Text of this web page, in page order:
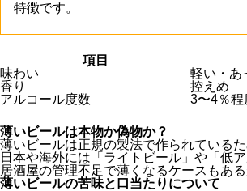
特徴です。
項目
味わい
軽い・あ
香り
控えめ
アルコール度数
3〜4％程
薄いビールは本物か偽物か？
薄いビールは正規の製法で作られている
日本や海外には「ライトビール」や「低
居酒屋の管理不足で薄くなるケースもあ
薄いビールの苦味と口当たりについて